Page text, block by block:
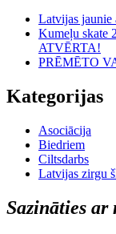
Latvijas jaunie
Kumeļu skate
ATVĒRTA!
PRĒMĒTO
Kategorijas
Asociācija
Biedriem
Ciltsdarbs
Latvijas zirgu
Sazināties ar